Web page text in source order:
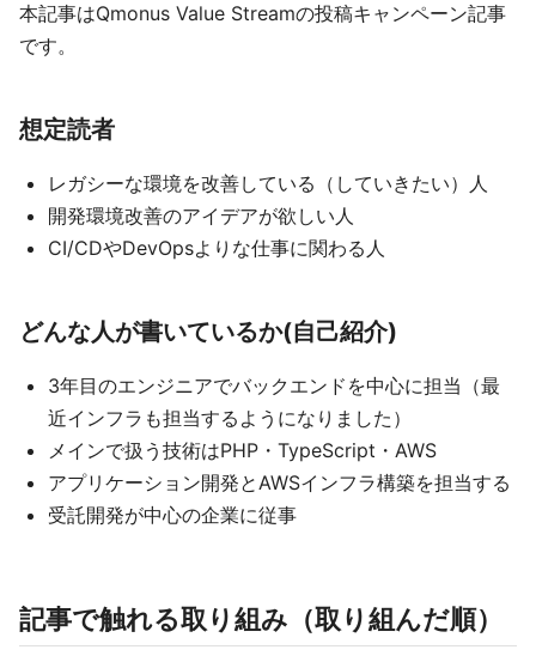
本記事はQmonus Value Streamの投稿キャンペーン記事
です。
想定読者
レガシーな環境を改善している（していきたい）人
開発環境改善のアイデアが欲しい人
CI/CDやDevOpsよりな仕事に関わる人
どんな人が書いているか(自己紹介)
3年目のエンジニアでバックエンドを中心に担当（最
近インフラも担当するようになりました）
メインで扱う技術はPHP・TypeScript・AWS
アプリケーション開発とAWSインフラ構築を担当する
受託開発が中心の企業に従事
記事で触れる取り組み（取り組んだ順）